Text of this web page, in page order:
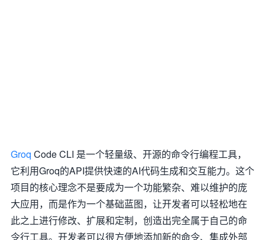
Groq Code CLI 是一个轻量级、开源的命令行编程工具，
它利用Groq的API提供快速的AI代码生成和交互能力。这个
项目的核心理念不是要成为一个功能繁杂、难以维护的庞
大应用，而是作为一个基础蓝图，让开发者可以轻松地在
此之上进行修改、扩展和定制，创造出完全属于自己的命
令行工具。开发者可以很方便地添加新的命令、集成外部